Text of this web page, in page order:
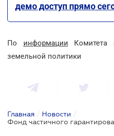
демо доступ прямо
По информации Комитета
земельной политики
Главная / Новости /